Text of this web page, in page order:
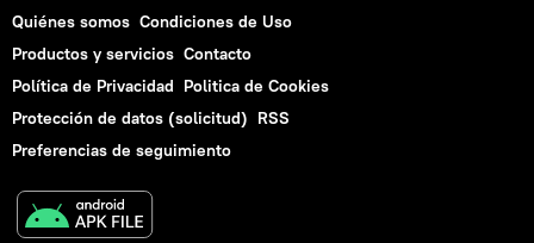
Quiénes somos Condiciones de Uso
Productos y servicios Contacto
Política de Privacidad Politica de Cookies
Protección de datos (solicitud) RSS
Preferencias de seguimiento